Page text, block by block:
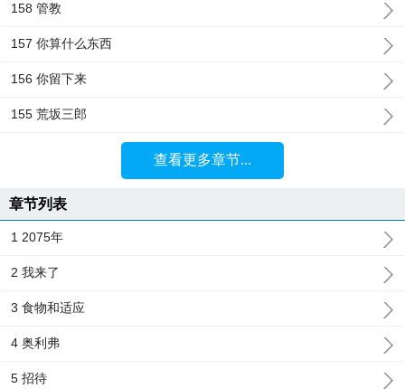
158 管教
157 你算什么东西
156 你留下来
155 荒坂三郎
查看更多章节...
章节列表
1 2075年
2 我来了
3 食物和适应
4 奥利弗
5 招待